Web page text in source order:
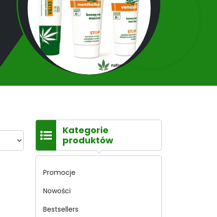
Kategorie
produktów
Promocje
Nowości
Bestsellers